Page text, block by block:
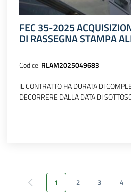
FEC 35-2025
DI RASSEGNA STAMPA
Codice: RLAM2025049683
IL CONTRATTO HA DURATA DI
DECORRERE DALLA DATA DI
Pagina precedente
1 2 3 4